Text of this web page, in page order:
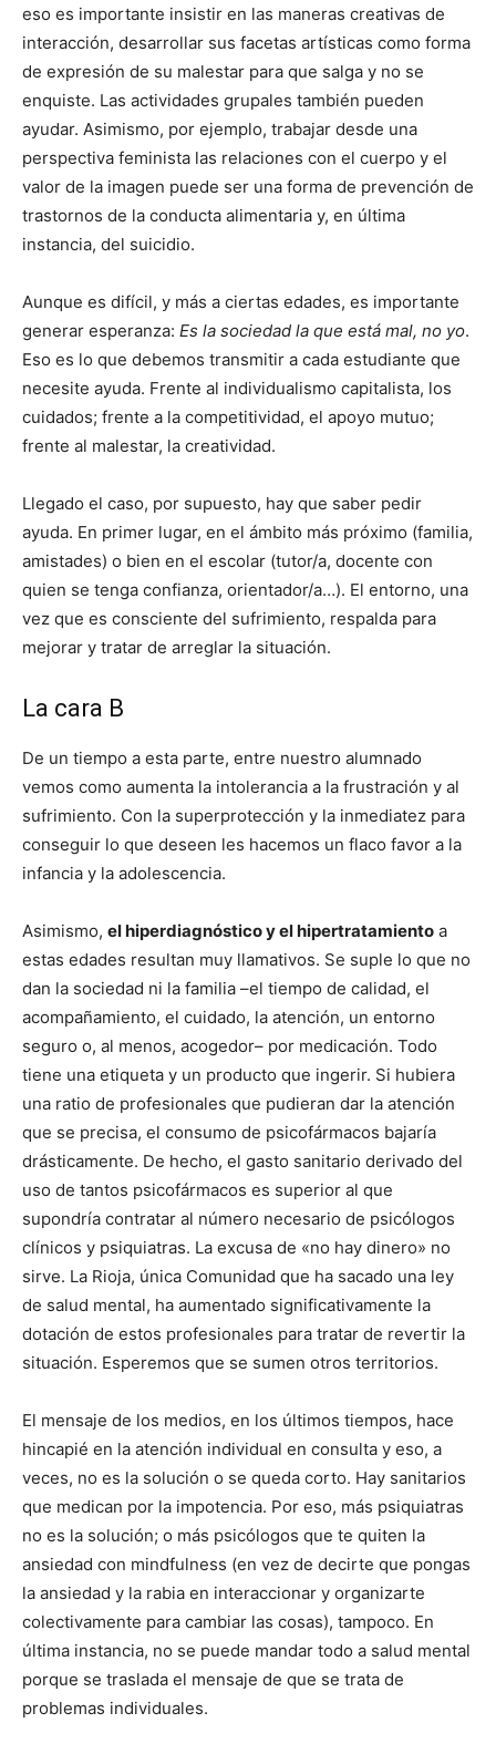
eso es importante insistir en las maneras creativas de
interacción, desarrollar sus facetas artísticas como forma
de expresión de su malestar para que salga y no se
enquiste. Las actividades grupales también pueden
ayudar. Asimismo, por ejemplo, trabajar desde una
perspectiva feminista las relaciones con el cuerpo y el
valor de la imagen puede ser una forma de prevención de
trastornos de la conducta alimentaria y, en última
instancia, del suicidio.
Aunque es difícil, y más a ciertas edades, es importante
generar esperanza: Es la sociedad la que está mal, no yo.
Eso es lo que debemos transmitir a cada estudiante que
necesite ayuda. Frente al individualismo capitalista, los
cuidados; frente a la competitividad, el apoyo mutuo;
frente al malestar, la creatividad.
Llegado el caso, por supuesto, hay que saber pedir
ayuda. En primer lugar, en el ámbito más próximo (familia,
amistades) o bien en el escolar (tutor/a, docente con
quien se tenga confianza, orientador/a…). El entorno, una
vez que es consciente del sufrimiento, respalda para
mejorar y tratar de arreglar la situación.
La cara B
De un tiempo a esta parte, entre nuestro alumnado
vemos como aumenta la intolerancia a la frustración y al
sufrimiento. Con la superprotección y la inmediatez para
conseguir lo que deseen les hacemos un flaco favor a la
infancia y la adolescencia.
Asimismo, el hiperdiagnóstico y el hipertratamiento a
estas edades resultan muy llamativos. Se suple lo que no
dan la sociedad ni la familia –el tiempo de calidad, el
acompañamiento, el cuidado, la atención, un entorno
seguro o, al menos, acogedor– por medicación. Todo
tiene una etiqueta y un producto que ingerir. Si hubiera
una ratio de profesionales que pudieran dar la atención
que se precisa, el consumo de psicofármacos bajaría
drásticamente. De hecho, el gasto sanitario derivado del
uso de tantos psicofármacos es superior al que
supondría contratar al número necesario de psicólogos
clínicos y psiquiatras. La excusa de «no hay dinero» no
sirve. La Rioja, única Comunidad que ha sacado una ley
de salud mental, ha aumentado significativamente la
dotación de estos profesionales para tratar de revertir la
situación. Esperemos que se sumen otros territorios.
El mensaje de los medios, en los últimos tiempos, hace
hincapié en la atención individual en consulta y eso, a
veces, no es la solución o se queda corto. Hay sanitarios
que medican por la impotencia. Por eso, más psiquiatras
no es la solución; o más psicólogos que te quiten la
ansiedad con mindfulness (en vez de decirte que pongas
la ansiedad y la rabia en interaccionar y organizarte
colectivamente para cambiar las cosas), tampoco. En
última instancia, no se puede mandar todo a salud mental
porque se traslada el mensaje de que se trata de
problemas individuales.